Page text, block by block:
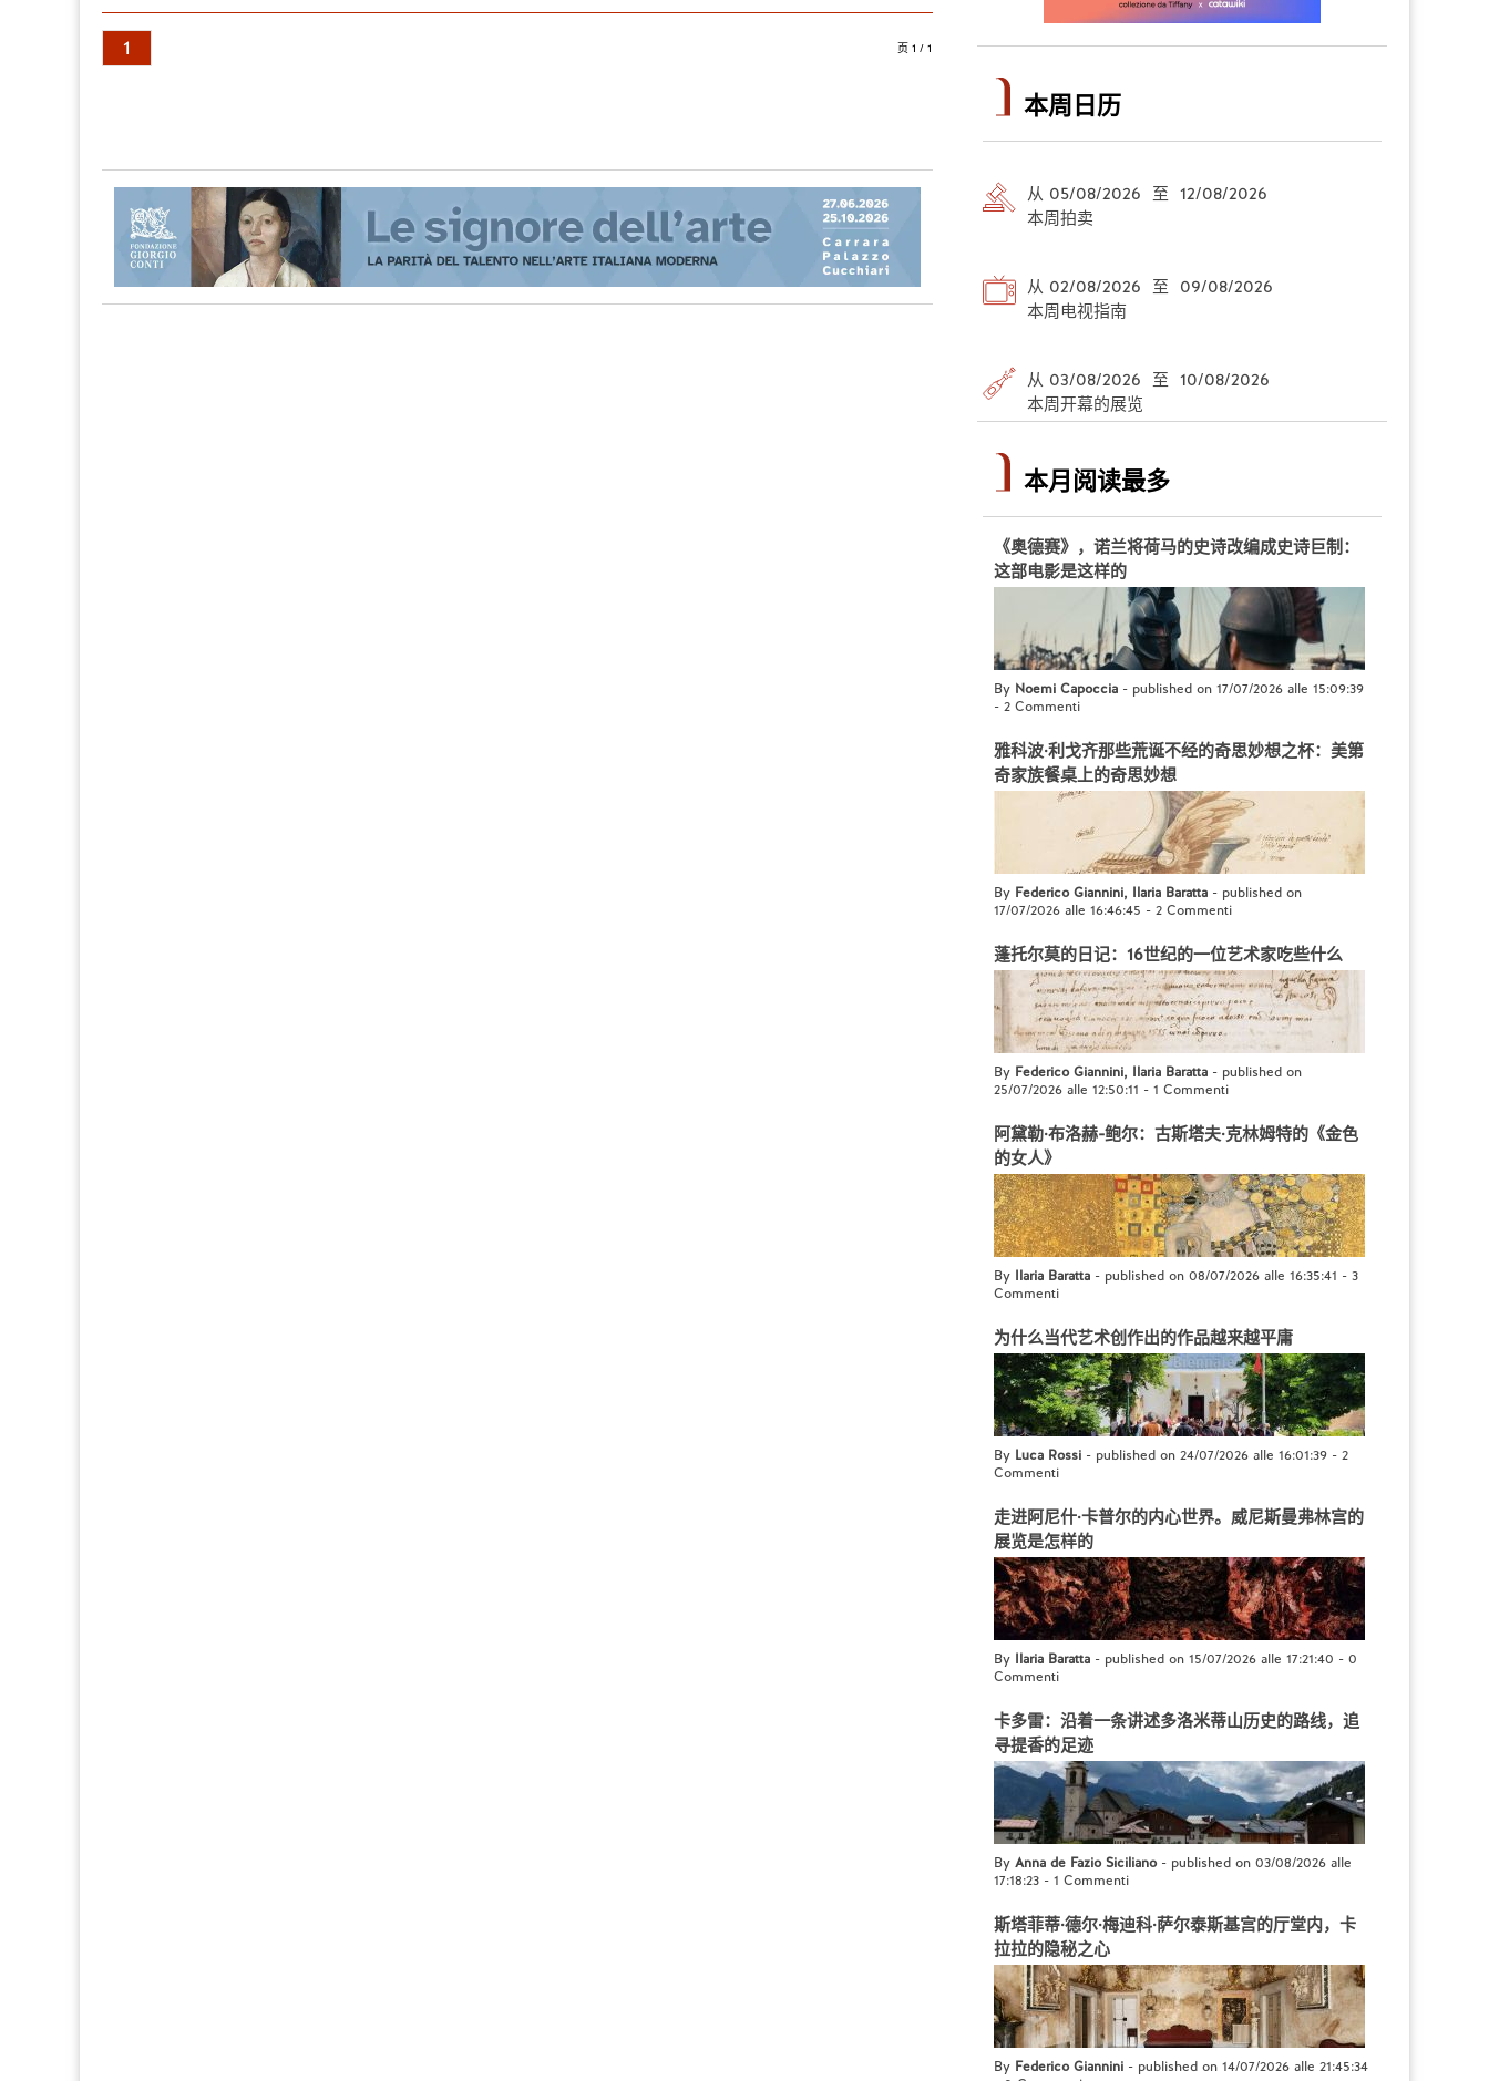
1 页 1 / 1
本周日历
从 05/08/2026 至 12/08/2026
本周拍卖
从 02/08/2026 至 09/08/2026
本周电视指南
从 03/08/2026 至 10/08/2026
本周开幕的展览
本月阅读最多
《奥德赛》，诺兰将荷马的史诗改编成史诗巨制：
这部电影是这样的
By Noemi Capoccia - published on 17/07/2026 alle 15:09:39
- 2 Commenti
雅科波·利戈齐那些荒诞不经的奇思妙想之杯：美第
奇家族餐桌上的奇思妙想
By Federico Giannini, Ilaria Baratta - published on
17/07/2026 alle 16:46:45 - 2 Commenti
蓬托尔莫的日记：16世纪的一位艺术家吃些什么
By Federico Giannini, Ilaria Baratta - published on
25/07/2026 alle 12:50:11 - 1 Commenti
阿黛勒·布洛赫-鲍尔：古斯塔夫·克林姆特的《金色
的女人》
By Ilaria Baratta - published on 08/07/2026 alle 16:35:41 - 3
Commenti
为什么当代艺术创作出的作品越来越平庸
By Luca Rossi - published on 24/07/2026 alle 16:01:39 - 2
Commenti
走进阿尼什·卡普尔的内心世界。威尼斯曼弗林宫的
展览是怎样的
By Ilaria Baratta - published on 15/07/2026 alle 17:21:40 - 0
Commenti
卡多雷：沿着一条讲述多洛米蒂山历史的路线，追
寻提香的足迹
By Anna de Fazio Siciliano- published on 03/08/2026 alle
17:18:23 - 1 Commenti
斯塔菲蒂·德尔·梅迪科·萨尔泰斯基宫的厅堂内，卡
拉拉的隐秘之心
By Federico Giannini - published on 14/07/2026 alle 21:45:34